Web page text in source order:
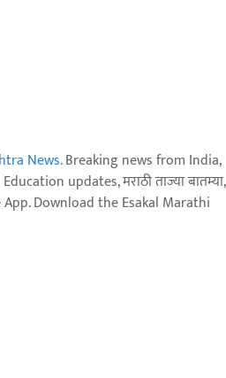
News. Breaking news from India,
updates, मराठी ताज्या बातम्या,
App. Download the Esakal Marathi